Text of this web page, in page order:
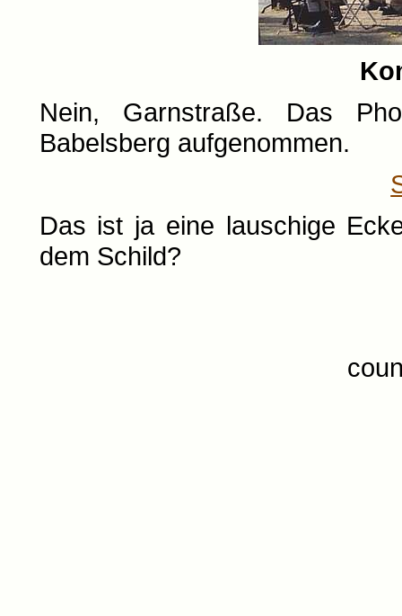
Nein, Garnstraße. Das
Babelsberg aufgenommen.
Das ist ja eine lauschige
dem Schild?